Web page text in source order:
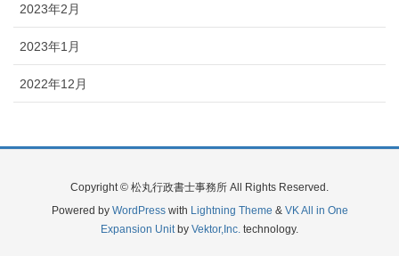
2023年2月
2023年1月
2022年12月
Copyright © 松丸行政書士事務所 All Rights Reserved.
Powered by WordPresswith Lightning Theme & VK All in One
Expansion Unitby Vektor,Inc. technology.